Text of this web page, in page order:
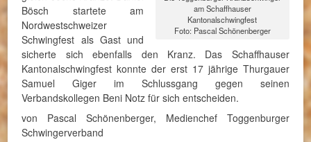
am Schaffhauser
Kantonalschwingfest
Foto: Pascal Schönenberger
Bösch startete am
Nordwestschweizer
Schwingfest als Gast und
sicherte sich ebenfalls den Kranz. Das Schaffhauser
Kantonalschwingfest konnte der erst 17 jährige Thurgauer
Samuel Giger im Schlussgang gegen seinen
Verbandskollegen Beni Notz für sich entscheiden.
von Pascal Schönenberger, Medienchef Toggenburger
Schwingerverband